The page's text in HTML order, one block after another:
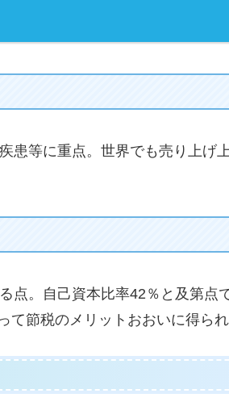
患等に重点。世界でも売り上げ
。自己資本比率42％と及第点で
節税のメリットおおいに得られ